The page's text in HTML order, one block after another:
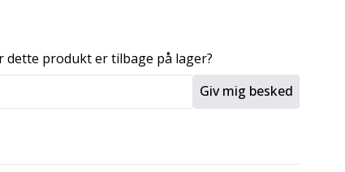
dette produkt er tilbage på lager?
Giv mig besked